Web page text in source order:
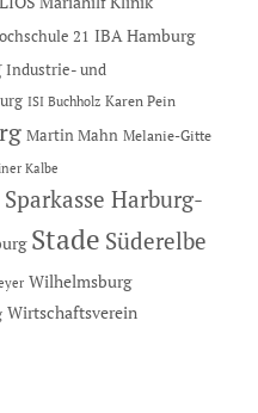
21 IBA Hamburg
Industrie- und
ISI Buchholz Karen Pein
Martin Mahn Melanie-Gitte
Kalbe
Sparkasse Harburg-
Stade Süderelbe
Wilhelmsburg
Wirtschaftsverein